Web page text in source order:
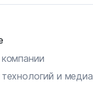
и медиа